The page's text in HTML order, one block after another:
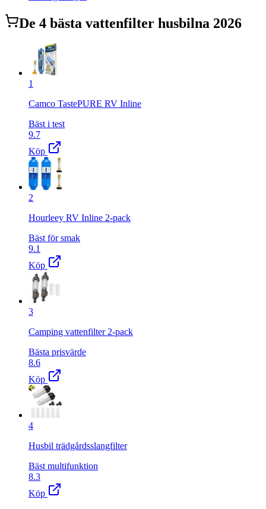
De 4 bästa vattenfilter husbilna 2026
1
Camco TastePURE RV Inline
Bäst i test
9.7
Köp
2
Hourleey RV Inline 2-pack
Bäst för smak
9.1
Köp
3
Camping vattenfilter 2-pack
Bästa prisvärde
8.6
Köp
4
Husbil trädgårdsslangfilter
Bäst multifunktion
8.3
Köp